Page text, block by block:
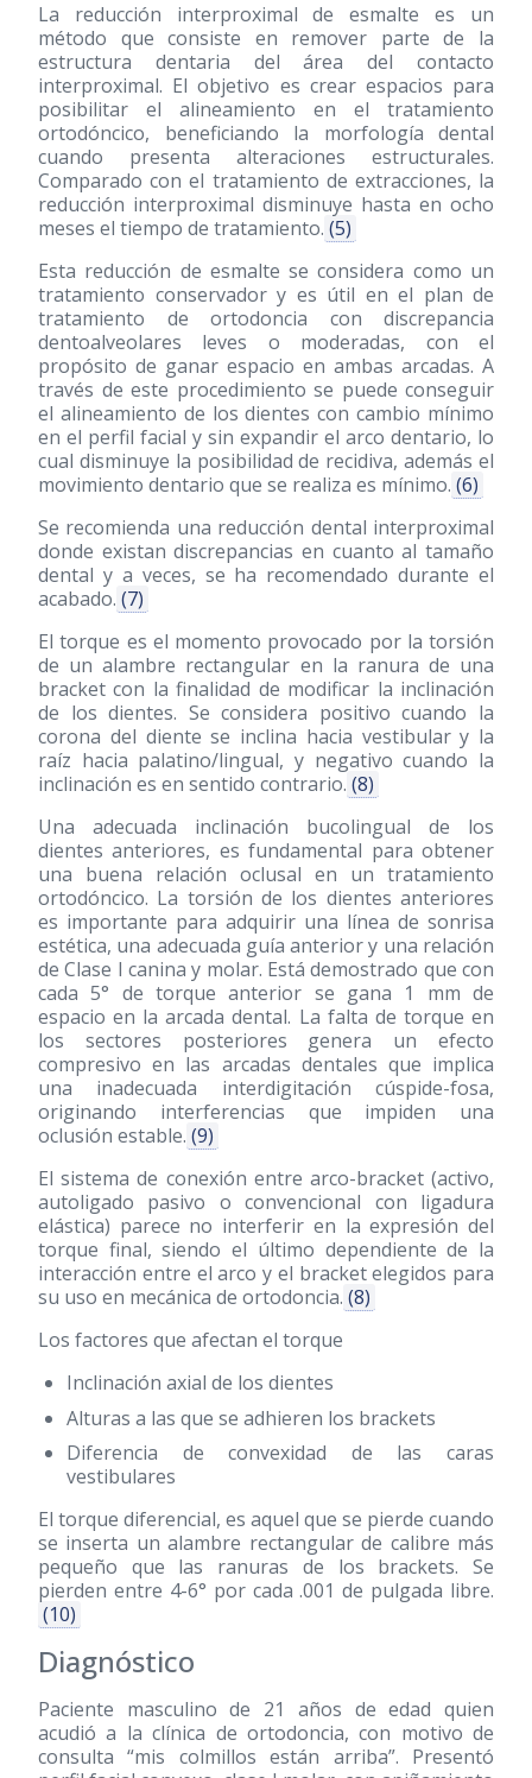
La reducción interproximal de esmalte es un
método que consiste en remover parte de la
estructura dentaria del área del contacto
interproximal. El objetivo es crear espacios para
posibilitar el alineamiento en el tratamiento
ortodóncico, beneficiando la morfología dental
cuando presenta alteraciones estructurales.
Comparado con el tratamiento de extracciones, la
reducción interproximal disminuye hasta en ocho
meses el tiempo de tratamiento. (5)
Esta reducción de esmalte se considera como un
tratamiento conservador y es útil en el plan de
tratamiento de ortodoncia con discrepancia
dentoalveolares leves o moderadas, con el
propósito de ganar espacio en ambas arcadas. A
través de este procedimiento se puede conseguir
el alineamiento de los dientes con cambio mínimo
en el perfil facial y sin expandir el arco dentario, lo
cual disminuye la posibilidad de recidiva, además el
movimiento dentario que se realiza es mínimo. (6)
Se recomienda una reducción dental interproximal
donde existan discrepancias en cuanto al tamaño
dental y a veces, se ha recomendado durante el
acabado. (7)
El torque es el momento provocado por la torsión
de un alambre rectangular en la ranura de una
bracket con la finalidad de modificar la inclinación
de los dientes. Se considera positivo cuando la
corona del diente se inclina hacia vestibular y la
raíz hacia palatino/lingual, y negativo cuando la
inclinación es en sentido contrario. (8)
Una adecuada inclinación bucolingual de los
dientes anteriores, es fundamental para obtener
una buena relación oclusal en un tratamiento
ortodóncico. La torsión de los dientes anteriores
es importante para adquirir una línea de sonrisa
estética, una adecuada guía anterior y una relación
de Clase I canina y molar. Está demostrado que con
cada 5° de torque anterior se gana 1 mm de
espacio en la arcada dental. La falta de torque en
los sectores posteriores genera un efecto
compresivo en las arcadas dentales que implica
una inadecuada interdigitación cúspide-fosa,
originando interferencias que impiden una
oclusión estable. (9)
El sistema de conexión entre arco-bracket (activo,
autoligado pasivo o convencional con ligadura
elástica) parece no interferir en la expresión del
torque final, siendo el último dependiente de la
interacción entre el arco y el bracket elegidos para
su uso en mecánica de ortodoncia. (8)
Los factores que afectan el torque
Inclinación axial de los dientes
Alturas a las que se adhieren los brackets
Diferencia de convexidad de las caras
vestibulares
El torque diferencial, es aquel que se pierde cuando
se inserta un alambre rectangular de calibre más
pequeño que las ranuras de los brackets. Se
pierden entre 4-6° por cada .001 de pulgada libre.
(10)
Diagnóstico
Paciente masculino de 21 años de edad quien
acudió a la clínica de ortodoncia, con motivo de
consulta “mis colmillos están arriba”. Presentó